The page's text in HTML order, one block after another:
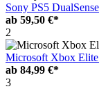
Sony PS5
ab 59,50 €*
2
Microsoft Xbox Elite
ab 84,99 €*
3